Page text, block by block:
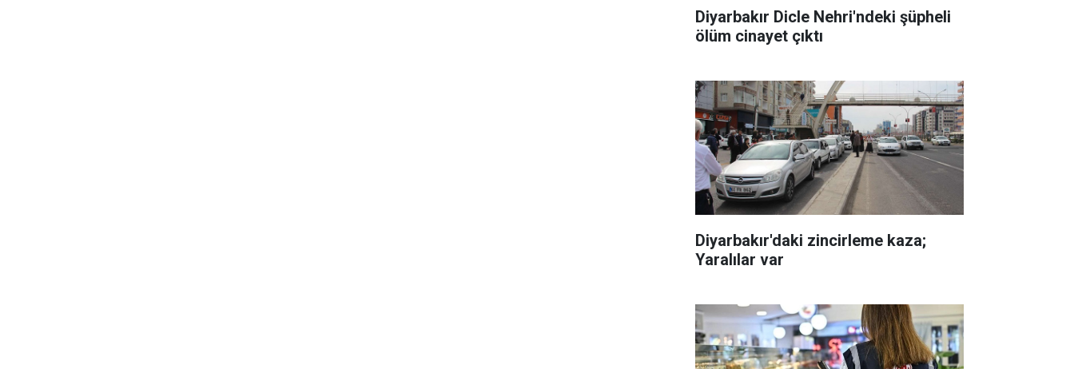
Diyarbakır Dicle Nehri'ndeki şüpheli
ölüm cinayet çıktı
Diyarbakır'daki zincirleme kaza;
Yaralılar var